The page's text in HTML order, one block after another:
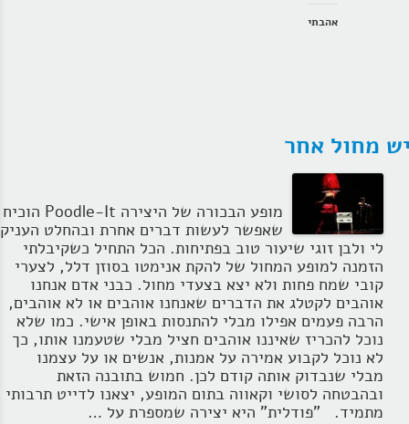
אהבתי
מחול אחר
מופע הבכורה של היצירה Poodle-It הוכיח
שאפשר לעשות דברים אחרת ובהחלט העניק
לי ולבן זוגי שיעור טוב בפתיחות. הכל התחיל כשקיבלתי
הזמנה למופע המחול של להקת אנימטו בסוזן דלל, לצערי
קובי שמח פחות ולא יצא בצעדי מחול. כבני אדם אנחנו
אוהבים לקטלג את הדברים שאנחנו אוהבים או לא אוהבים,
הרבה פעמים אפילו מבלי להתנסות באופן אישי. כמו שלא
נוכל להכריז שאיננו אוהבים חציל מבלי שטעמנו אותו, כך
לא נוכל לקבוע אמירה על אמנות, אנשים או על עצמנו
מבלי שנבדוק אותה קודם לכן. חמוש בתובנה הזאת
ובהבטחה לסושי וקאווה בתום המופע, יצאנו לדייט תרבותי
מתמיד. "פודלית" היא יצירה שמספרת על …